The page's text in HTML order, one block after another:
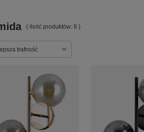
( ilość produktów: 6 )
sortowanie
trafność